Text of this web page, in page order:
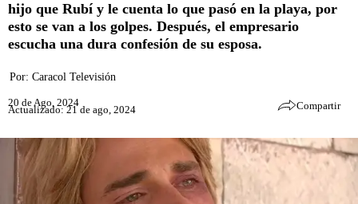
hijo que Rubí y le cuenta lo que pasó en la playa, por
esto se van a los golpes. Después, el empresario
escucha una dura confesión de su esposa.
Por: Caracol Televisión
20 de Ago, 2024
Actualizado: 21 de ago, 2024 Compartir